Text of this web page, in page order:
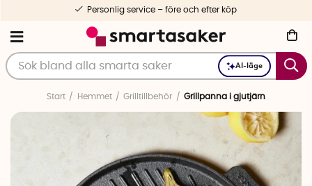
AI-läge
Personlig service – före och efter köp
Start Hemmet Grilltillbehör Grillpanna i gjutjärn